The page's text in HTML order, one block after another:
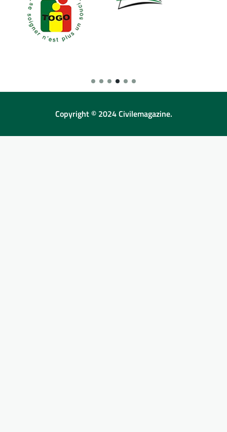
Copyright © 2024 Civilemagazine.